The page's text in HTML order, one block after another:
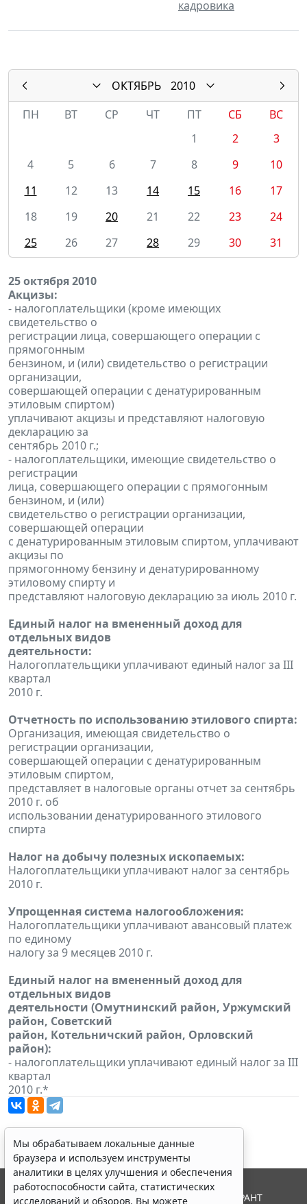
кадровика
ОКТЯБРЬ
2010
ПН
ВТ СР ЧТ ПТ СБ
ВС
1
2
3
4
5 6 7 8 9
10
11
12 13 14 15 16
17
18
19 20 21 22 23
24
25
26 27 28 29 30 31
25 октября 2010
Акцизы:
- налогоплательщики (кроме имеющих
свидетельство о
регистрации лица, совершающего операции с
прямогонным
бензином, и (или) свидетельство о регистрации
организации,
совершающей операции с денатурированным
этиловым спиртом)
уплачивают акцизы и представляют налоговую
декларацию за
сентябрь 2010 г.;
- налогоплательщики, имеющие свидетельство о
регистрации
лица, совершающего операции с прямогонным
бензином, и (или)
свидетельство о регистрации организации,
совершающей операции
с денатурированным этиловым спиртом, уплачивают
акцизы по
прямогонному бензину и денатурированному
этиловому спирту и
представляют налоговую декларацию за июль 2010 г.
Единый налог на вмененный доход для
отдельных видов
деятельности:
Налогоплательщики уплачивают единый налог за III
квартал
2010 г.
Отчетность по использованию этилового спирта:
Организация, имеющая свидетельство о
регистрации организации,
совершающей операции с денатурированным
этиловым спиртом,
представляет в налоговые органы отчет за сентябрь
2010 г. об
использовании денатурированного этилового
спирта
Налог на добычу полезных ископаемых:
Налогоплательщики уплачивают налог за сентябрь
2010 г.
Упрощенная система налогообложения:
Налогоплательщики уплачивают авансовый платеж
по единому
налогу за 9 месяцев 2010 г.
Единый налог на вмененный доход для
отдельных видов
деятельности (Омутнинский район, Уржумский
район, Советский
район, Котельничский район, Орловский
район):
- налогоплательщики уплачивают единый налог за III
квартал
2010 г.*
Мы обрабатываем локальные данные
браузера и используем инструменты
аналитики в целях улучшения и обеспечения
работоспособности сайта, статистических
исследований и обзоров. Вы можете
© ООО "НПП "ГАРАНТ-СЕРВИС", 2026. Система ГАРАНТ